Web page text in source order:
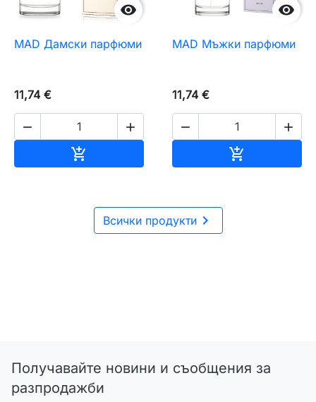

MAD Дамски парфюми
11,74 €
 


MAD Мъжки парфюми
11,74 €
 

Всички продукти
Получавайте новини и съобщения за
разпродажби